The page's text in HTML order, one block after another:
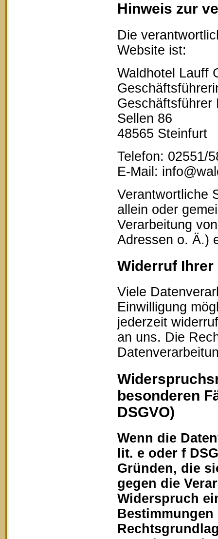
Hinweis zur
Die
Website ist:
Waldhotel Lauff
Geschäftsführer
Sellen 86
48565 Steinfurt
Telefon: 02551/
E-Mail:
Verantwortliche
allein oder
Verarbeitung
Adressen o. Ä.)
Widerruf
Viele
Einwilligung
jederzeit
an uns. Die
besonderen
DSGVO)
Wenn die
lit. e oder f
Gründen, die
gegen die
Widerspruch